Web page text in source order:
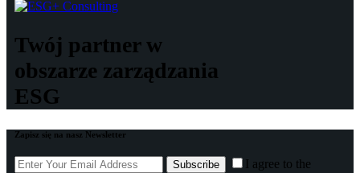
Twój partner w
obszarze zarządzania
ESG
Zapisz się na nasz Newsletter
Subscribe
I agree to the